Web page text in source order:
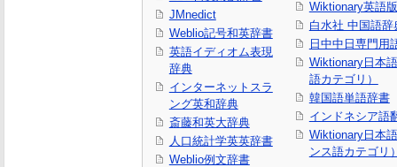
JMnedict
Weblio記号和英辞書
英語イディオム表現
辞典
インターネットスラ
ング英和辞典
斎藤和英大辞典
人口統計学英英辞書
Weblio例文辞書
Wiktionary英語版
白水社 中国語辞
日中中日専門用
Wiktionary日本
語カテゴリ）
韓国語単語辞書
インドネシア語
Wiktionary日本
ンス語カテゴリ